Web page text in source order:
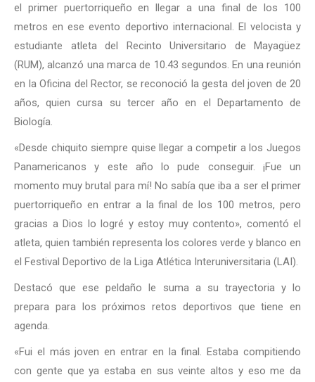
el primer puertorriqueño en llegar a una final de los 100
metros en ese evento deportivo internacional. El velocista y
estudiante atleta del Recinto Universitario de Mayagüez
(RUM), alcanzó una marca de 10.43 segundos. En una reunión
en la Oficina del Rector, se reconoció la gesta del joven de 20
años, quien cursa su tercer año en el Departamento de
Biología.
«Desde chiquito siempre quise llegar a competir a los Juegos
Panamericanos y este año lo pude conseguir. ¡Fue un
momento muy brutal para mí! No sabía que iba a ser el primer
puertorriqueño en entrar a la final de los 100 metros, pero
gracias a Dios lo logré y estoy muy contento», comentó el
atleta, quien también representa los colores verde y blanco en
el Festival Deportivo de la Liga Atlética Interuniversitaria (LAI).
Destacó que ese peldaño le suma a su trayectoria y lo
prepara para los próximos retos deportivos que tiene en
agenda.
«Fui el más joven en entrar en la final. Estaba compitiendo
con gente que ya estaba en sus veinte altos y eso me da